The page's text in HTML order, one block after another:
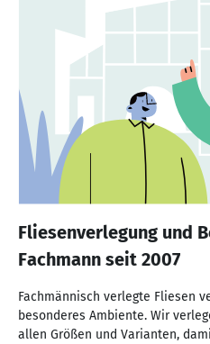
Fliesenverlegung und
Fachmann seit 2007
Fachmännisch verlegte Fliesen
besonderes Ambiente. Wir
allen Größen und Varianten,